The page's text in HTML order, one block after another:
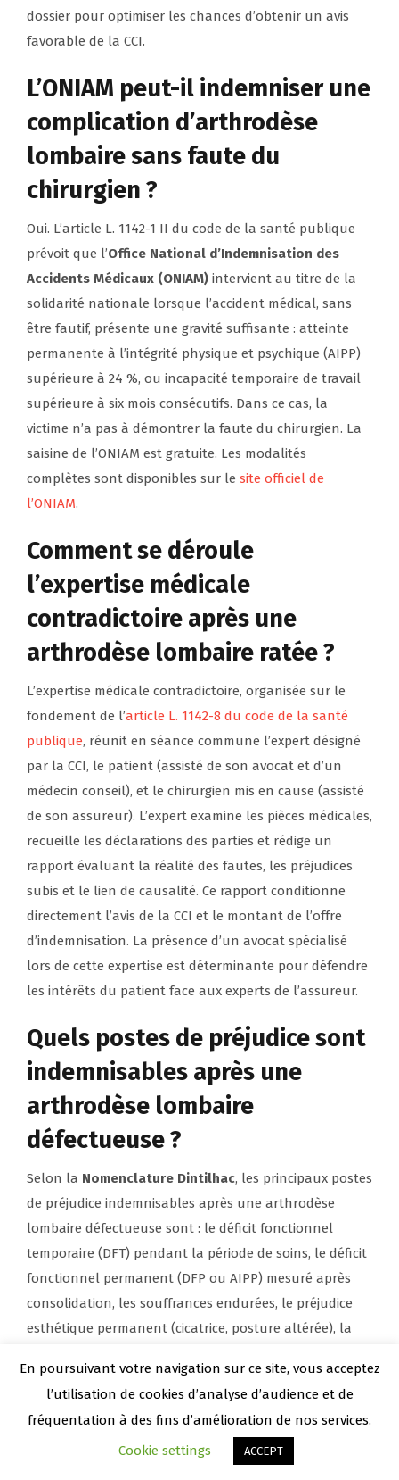
dossier pour optimiser les chances d’obtenir un avis
favorable de la CCI.
L’ONIAM peut-il indemniser une
complication d’arthrodèse
lombaire sans faute du
chirurgien ?
Oui. L’article L. 1142-1 II du code de la santé publique
prévoit que l’Office National d’Indemnisation des
Accidents Médicaux (ONIAM) intervient au titre de la
solidarité nationale lorsque l’accident médical, sans
être fautif, présente une gravité suffisante : atteinte
permanente à l’intégrité physique et psychique (AIPP)
supérieure à 24 %, ou incapacité temporaire de travail
supérieure à six mois consécutifs. Dans ce cas, la
victime n’a pas à démontrer la faute du chirurgien. La
saisine de l’ONIAM est gratuite. Les modalités
complètes sont disponibles sur le site officiel de
l’ONIAM.
Comment se déroule
l’expertise médicale
contradictoire après une
arthrodèse lombaire ratée ?
L’expertise médicale contradictoire, organisée sur le
fondement de l’article L. 1142-8 du code de la santé
publique, réunit en séance commune l’expert désigné
par la CCI, le patient (assisté de son avocat et d’un
médecin conseil), et le chirurgien mis en cause (assisté
de son assureur). L’expert examine les pièces médicales,
recueille les déclarations des parties et rédige un
rapport évaluant la réalité des fautes, les préjudices
subis et le lien de causalité. Ce rapport conditionne
directement l’avis de la CCI et le montant de l’offre
d’indemnisation. La présence d’un avocat spécialisé
lors de cette expertise est déterminante pour défendre
les intérêts du patient face aux experts de l’assureur.
Quels postes de préjudice sont
indemnisables après une
arthrodèse lombaire
défectueuse ?
Selon la Nomenclature Dintilhac, les principaux postes
de préjudice indemnisables après une arthrodèse
lombaire défectueuse sont : le déficit fonctionnel
temporaire (DFT) pendant la période de soins, le déficit
fonctionnel permanent (DFP ou AIPP) mesuré après
consolidation, les souffrances endurées, le préjudice
esthétique permanent (cicatrice, posture altérée), la
(PGPA/PGPF), les frais de santé restés à charge, et le
préjudice d’établissement (impossibilité de fonder ou
poursuivre un projet de vie familiale). Un médecin
expert neutre, mandaté par l’avocat, chiffre chaque
En poursuivant votre navigation sur ce site, vous acceptez
l’utilisation de cookies d’analyse d’audience et de
fréquentation à des fins d’amélioration de nos services.
Cookie settings
ACCEPT